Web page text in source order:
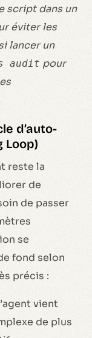
script dans un
éviter les
lancer un
audit pour
d’auto-
Loop)
reste la
de
de passer
se
fond selon
précis :
vient
de plus